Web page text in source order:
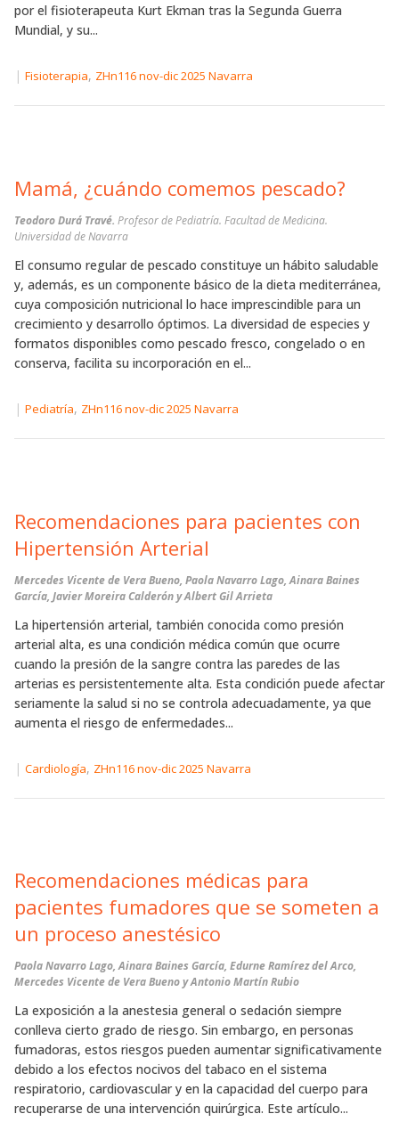
por el fisioterapeuta Kurt Ekman tras la Segunda Guerra
Mundial, y su...
| Fisioterapia, ZHn116 nov-dic 2025 Navarra
Mamá, ¿cuándo comemos pescado?
Teodoro Durá Travé. Profesor de Pediatría. Facultad de Medicina.
Universidad de Navarra
El consumo regular de pescado constituye un hábito saludable
y, además, es un componente básico de la dieta mediterránea,
cuya composición nutricional lo hace imprescindible para un
crecimiento y desarrollo óptimos. La diversidad de especies y
formatos disponibles como pescado fresco, congelado o en
conserva, facilita su incorporación en el...
| Pediatría, ZHn116 nov-dic 2025 Navarra
Recomendaciones para pacientes con
Hipertensión Arterial
Mercedes Vicente de Vera Bueno, Paola Navarro Lago, Ainara Baines
García, Javier Moreira Calderón y Albert Gil Arrieta
La hipertensión arterial, también conocida como presión
arterial alta, es una condición médica común que ocurre
cuando la presión de la sangre contra las paredes de las
arterias es persistentemente alta. Esta condición puede afectar
seriamente la salud si no se controla adecuadamente, ya que
aumenta el riesgo de enfermedades...
| Cardiología, ZHn116 nov-dic 2025 Navarra
Recomendaciones médicas para
pacientes fumadores que se someten a
un proceso anestésico
Paola Navarro Lago, Ainara Baines García, Edurne Ramírez del Arco,
Mercedes Vicente de Vera Bueno y Antonio Martín Rubio
La exposición a la anestesia general o sedación siempre
conlleva cierto grado de riesgo. Sin embargo, en personas
fumadoras, estos riesgos pueden aumentar significativamente
debido a los efectos nocivos del tabaco en el sistema
respiratorio, cardiovascular y en la capacidad del cuerpo para
recuperarse de una intervención quirúrgica. Este artículo...